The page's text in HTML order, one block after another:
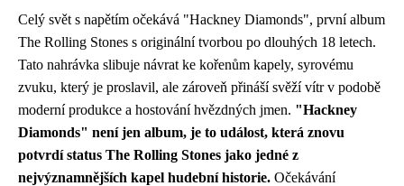
Celý svět s napětím očekává "Hackney Diamonds", první album
The Rolling Stones s originální tvorbou po dlouhých 18 letech.
Tato nahrávka slibuje návrat ke kořenům kapely, syrovému
zvuku, který je proslavil, ale zároveň přináší svěží vítr v podobě
moderní produkce a hostování hvězdných jmen. "Hackney
Diamonds" není jen album, je to událost, která znovu
potvrdí status The Rolling Stones jako jedné z
nejvýznamnějších kapel hudební historie. Očekávání